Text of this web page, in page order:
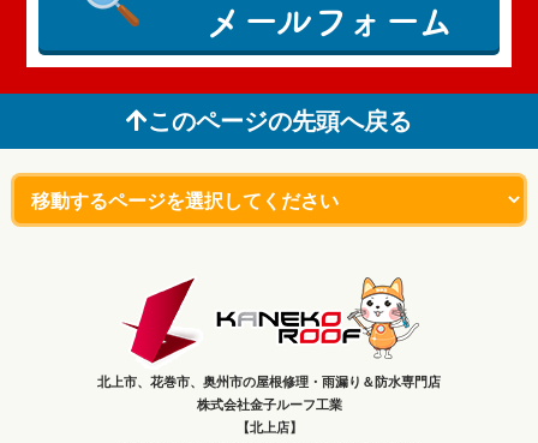
メールフォーム
このページの先頭へ戻る
北上市、花巻市、奥州市の屋根修理・雨漏り＆防水専門店
株式会社金子ルーフ工業
【北上店】